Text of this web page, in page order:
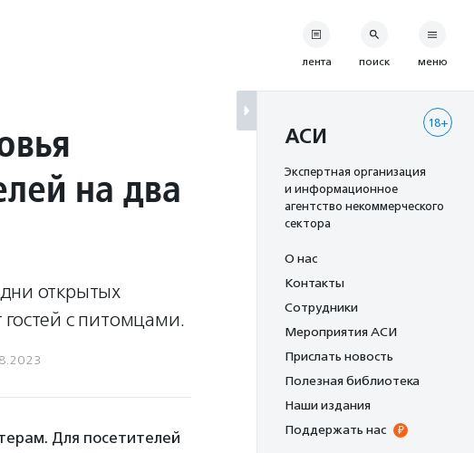
на два
открытых
гостей с питомцами.
Для посетителей
лента поиск меню
18+
АСИ
Экспертная организация
и информационное
агентство некоммерческого
сектора
О нас
Контакты
Сотрудники
Мероприятия АСИ
Прислать новость
Полезная библиотека
Наши издания
Поддержать нас